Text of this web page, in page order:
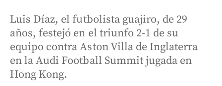
Luis Díaz, el futbolista guajiro, de 29
años, festejó en el triunfo 2-1 de su
equipo contra Aston Villa de Inglaterra
en la Audi Football Summit jugada en
Hong Kong.